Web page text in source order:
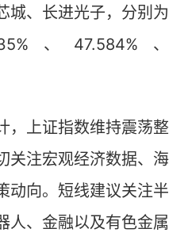
城、长进光子，分别为
、47.584%、
上证指数维持震荡整
关注宏观经济数据、海
动向。短线建议关注半
人、金融以及有色金属